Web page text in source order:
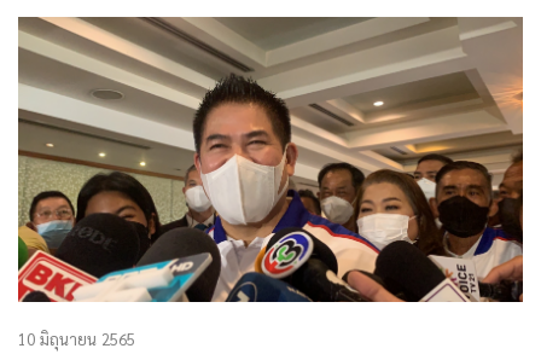
10 มิถุนายน 2565